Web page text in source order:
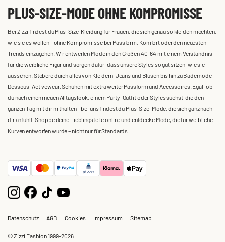
PLUS-SIZE-MODE OHNE KOMPROMISSE
Bei Zizzi findest du Plus-Size-Kleidung für Frauen, die sich genau so kleiden möchten,
wie sie es wollen – ohne Kompromisse bei Passform, Komfort oder den neuesten
Trends einzugehen. Wir entwerfen Mode in den Größen 40-64 mit einem Verständnis
für die weibliche Figur und sorgen dafür, dass unsere Styles so gut sitzen, wie sie
aussehen. Stöbere durch alles von Kleidern, Jeans und Blusen bis hin zu Bademode,
Dessous, Activewear, Schuhen mit extra weiter Passform und Accessoires. Egal, ob
du nach einem neuen Alltagslook, einem Party-Outfit oder Styles suchst, die den
ganzen Tag mit dir mithalten – bei uns findest du Plus-Size-Mode, die sich ganz nach
dir anfühlt. Shoppe deine Lieblingsteile online und entdecke Mode, die für weibliche
Kurven entworfen wurde – nicht nur für Standards.
Datenschutz AGB Cookies Impressum Sitemap
© Zizzi Fashion 1999-2026